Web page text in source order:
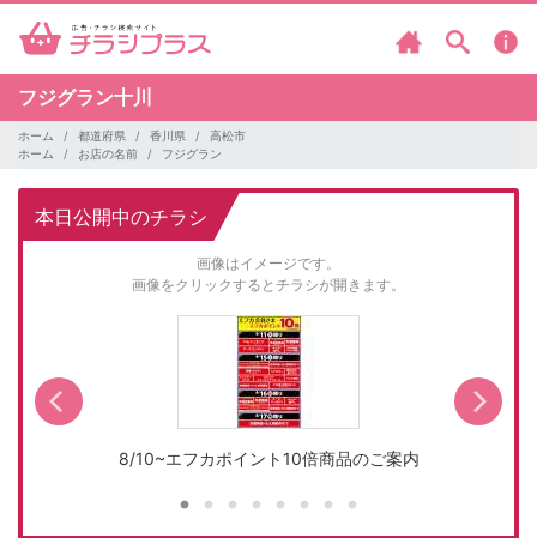
フジグラン十川
ホーム 都道府県 香川県
高松市
ホーム
お店の名前 フジグラン
本日公開中のチラシ
画像はイメージです。
画像をクリックするとチラシが開きます。
8/10~エフカポイント10倍商品のご案内